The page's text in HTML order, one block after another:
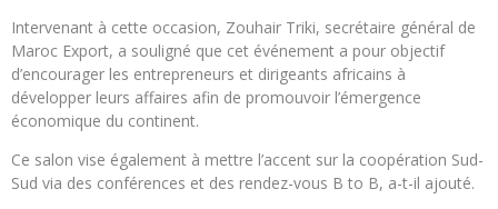
Intervenant à cette occasion, Zouhair Triki, secrétaire général de
Maroc Export, a souligné que cet événement a pour objectif
d’encourager les entrepreneurs et dirigeants africains à
développer leurs affaires afin de promouvoir l’émergence
économique du continent.
Ce salon vise également à mettre l’accent sur la coopération Sud-
Sud via des conférences et des rendez-vous B to B, a-t-il ajouté.